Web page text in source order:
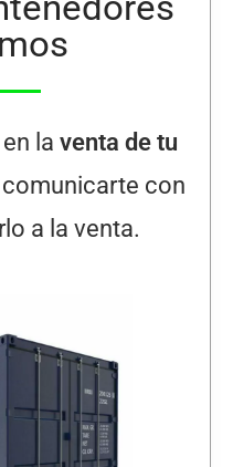
la venta de tu
comunicarte con
a la venta.